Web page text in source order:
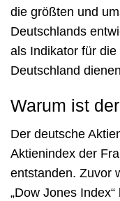
die größten und
Deutschlands
als Indikator für
Deutschland
Warum ist
Der deutsche
Aktienindex der
entstanden. Zuvor
„Dow Jones